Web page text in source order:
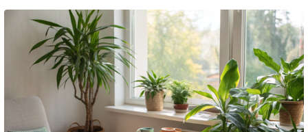
ລະດັບອັນສຽງໃນການປິບບັດການອອກສຽງທີ່ພິມນັກລັດສຽງ
ສາມາດບໍ..